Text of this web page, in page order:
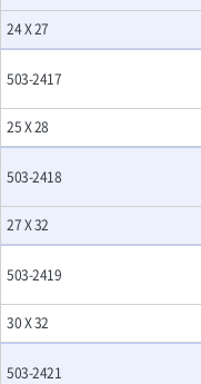
24 X 27
503-2417
25 X 28
503-2418
27 X 32
503-2419
30 X 32
503-2421